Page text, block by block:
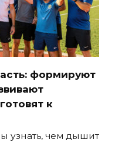
формируют
к
узнать, чем дышит